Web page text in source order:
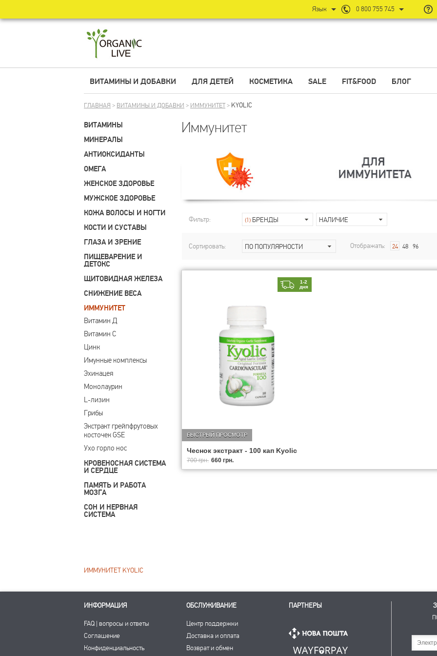
ВИТАМИНЫ И ДОБАВКИ ДЛЯ ДЕТЕЙ КОСМЕТИКА SALE FIT&FOOD БЛОГ
ГЛАВНАЯ > ВИТАМИНЫ И ДОБАВКИ > ИММУНИТЕТ> KYOLIC
ВИТАМИНЫ
МИНЕРАЛЫ
АНТИОКСИДАНТЫ
ОМЕГА
ЖЕНСКОЕ ЗДОРОВЬЕ
МУЖСКОЕ ЗДОРОВЬЕ
КОЖА ВОЛОСЫ И НОГТИ
КОСТИ И СУСТАВЫ
ГЛАЗА И ЗРЕНИЕ
ПИЩЕВАРЕНИЕ И
ДЕТОКС
ЩИТОВИДНАЯ ЖЕЛЕЗА
СНИЖЕНИЕ ВЕСА
ИММУНИТЕТ
Витамин Д
Витамин С
Цинк
Имунные комплексы
Эхинацея
Монолаурин
L-лизин
Грибы
Экстракт грейпфрутовых
косточек GSE
Ухо горло нос
КРОВЕНОСНАЯ СИСТЕМА
И СЕРДЦЕ
ПАМЯТЬ И РАБОТА
МОЗГА
СОН И НЕРВНАЯ
СИСТЕМА
Иммунитет
Фильтр: (1) БРЕНДЫ НАЛИЧИЕ
Сортировать: ПО ПОПУЛЯРНОСТИ Отображать: 24 48 96
1-2
дня
Чеснок экстракт - 100 кап Kyolic
БЫСТРЫЙ ПРОСМОТР
700 грн. 660 грн.
0 800 755 745
Язык
ИММУНИТЕТ KYOLIC
ИНФОРМАЦИЯ
FAQ | вопросы и ответы
Соглашение
Конфиденциальность
ОБСЛУЖИВАНИЕ
Центр поддержки
Доставка и оплата
Возврат и обмен
ПАРТНЕРЫ